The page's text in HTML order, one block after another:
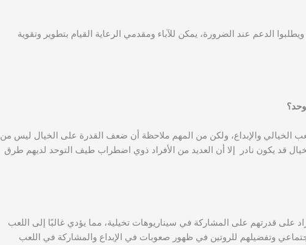
الدعم عند الضرورة، يمكن للآباء ومقدمي الرعاية القيام بتطوير وتقوية
الخيالي والإبداع، ولكن من المهم ملاحظة أن ضعف القدرة على الخيال ليس من
قد يكون نادر إلا أن العديد من الأفراد ذوي اضطراب طيف التوحد لديهم طرق
على قدرتهم على المشاركة في سيناريوهات تخيلية، مما يؤدي غالبًا إلى اللعب
وتفضيلهم للروتين في ظهور صعوبات في الإبداع والمشاركة في اللعب